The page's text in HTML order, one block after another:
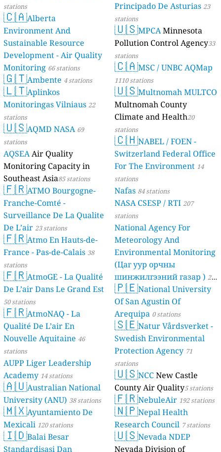
stations
🇨🇦Alberta
Environment And
Sustainable Resource
Development - Air Quality
Monitoring 66 stations
🇬🇹Ambente 4 stations
🇱🇹Aplinkos
Monitoringas Vilniaus 22
stations
🇺🇸AQMD NASA 69
stations
AQSEAAir Quality
Monitoring Capacity in
Southeast Asia85 stations
🇫🇷ATMO Bourgogne-
Franche-Comté -
Surveillance De La Qualite
De L’air 23 stations
🇫🇷Atmo En Hauts-de-
France - Pas-de-Calais 38
stations
🇫🇷AtmoGE - La Qualité
De L’air Dans Le Grand Est
50 stations
🇫🇷AtmoNAQ - La
Qualité De L’air En
Nouvelle Aquitaine 46
stations
AUPP Liger Leadership
Academy 14 stations
🇦🇺Australian National
University (ANU) 38 stations
🇲🇽Ayuntamiento De
Mexicali 120 stations
🇮🇩Balai Besar
Standardisasi Dan
Principado De Asturias 23
stations
🇺🇸MPCAMinnesota
Pollution Control Agency33
stations
🇨🇦MSC / UNBC AQMap
1110 stations
🇺🇸Multnomah MULTCO
Multnomah County
Climate and Health20
stations
🇨🇭NABEL / FOEN -
Switzerland Federal Office
For The Environment 14
stations
Nafas 84 stations
NASA CSESP / RTI 207
stations
National Agency For
Meteorology And
Environmental Monitoring
(Цаг уур орчны
шинжилгээний газар ) 21
stations
🇵🇪National University
Of San Agustin Of
Arequipa 0 stations
🇸🇪Natur Vårdsverket -
Swedish Environmental
Protection Agency 71
stations
🇺🇸NCCNew Castle
County Air Quality5 stations
🇫🇷NebuleAir 192 stations
🇳🇵Nepal Health
Research Council 7 stations
🇺🇸Nevada NDEP
Nevada Division of